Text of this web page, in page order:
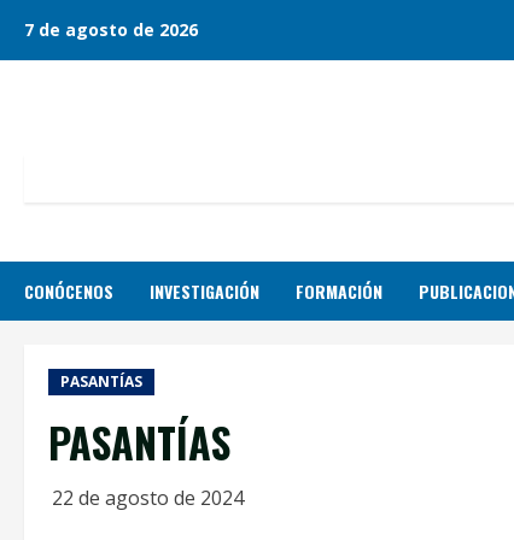
7 de agosto de 2026
CONÓCENOS INVESTIGACIÓN FORMACIÓN
PASANTÍAS
PASANTÍAS
22 de agosto de 2024